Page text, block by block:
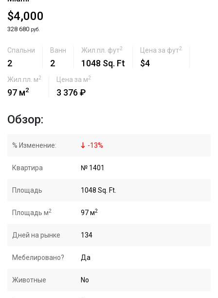
$4,000
328 680 руб.
Спальни
2
Ванн
2
Жил.пл. фут2
1048 Sq. Ft
Цена за фут2
$4
Жил.пл. м2
97 м2
Цена за м2
3 376 ₽
Обзор:
% Изменение: -13%
Квартира № 1401
Площадь 1048 Sq. Ft.
Площадь м2 97 м2
Дней на рынке 134
Мебелировано? Да
Животные No